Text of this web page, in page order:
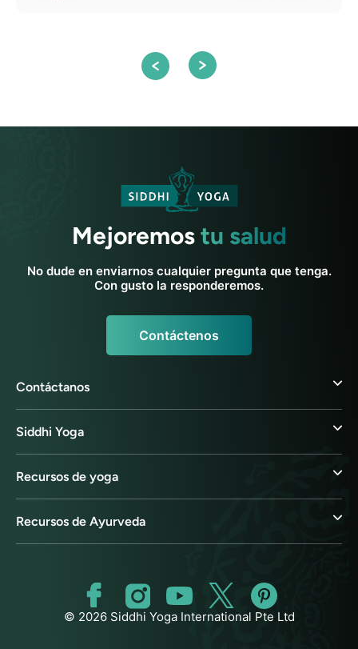
Mejoremostu salud
No dude en enviarnos cualquier pregunta que tenga.
Con gusto la responderemos.
Contáctenos
Contáctanos
Siddhi Yoga
Recursos de yoga
Recursos de Ayurveda
© 2026 Siddhi Yoga International Pte Ltd